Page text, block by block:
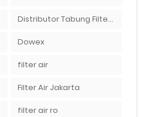
Distributor Tabung Filter Air FRP1054 di Bandung
Dowex
filter air
Filter Air Jakarta
filter air ro